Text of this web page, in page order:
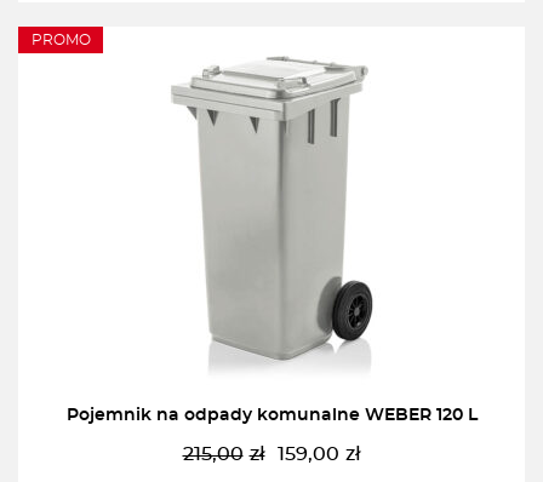
PROMO
Pojemnik na odpady komunalne WEBER 120 L
215,00 zł
Pierwotna
159,00 zł
Aktualna